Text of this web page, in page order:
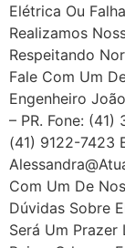
Elétrica Ou
Realizamos
Respeitando
Fale Com Um
Engenheiro
– PR. Fone:
(41) 9122-7423
Com Um De
Dúvidas Sobre
Será Um Prazer